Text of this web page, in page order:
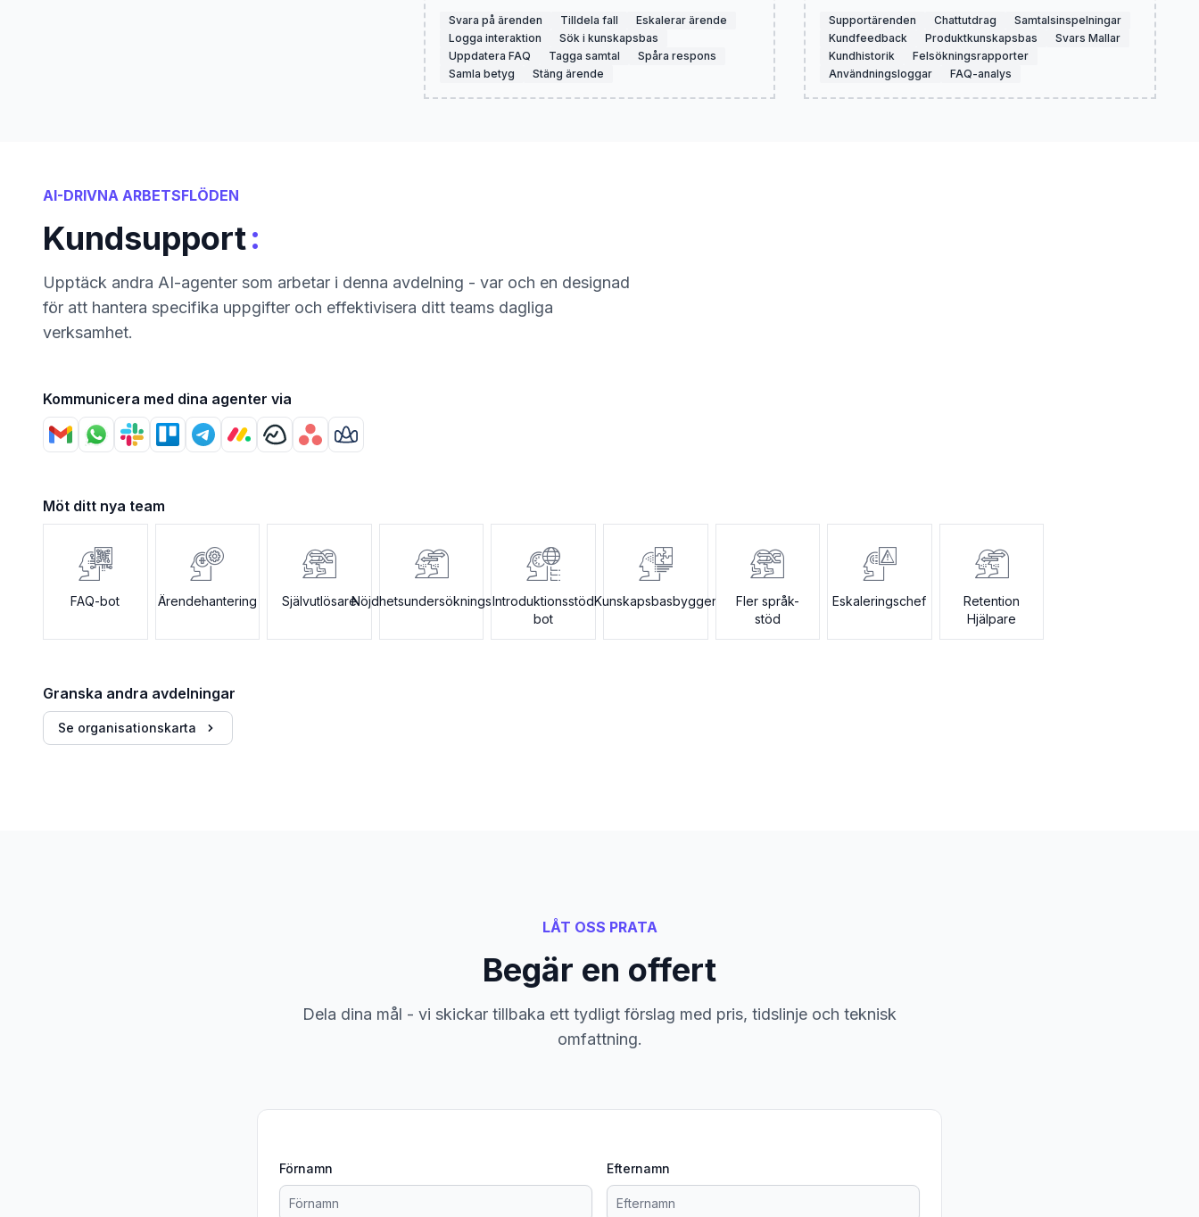
Svara på ärenden Tilldela fall
Eskalerar ärende
Logga interaktion
Sök i kunskapsbas
Uppdatera FAQ
Tagga samtal
Spåra respons
Samla betyg
Stäng ärende
Supportärenden Chattutdrag
Samtalsinspelningar
Kundfeedback
Produktkunskapsbas
Svars Mallar
Kundhistorik
Felsökningsrapporter
Användningsloggar
FAQ-analys
AI-DRIVNA ARBETSFLÖDEN
Kundsupport:
Upptäck andra AI-agenter som arbetar i denna avdelning - var och en designad
för att hantera specifika uppgifter och effektivisera ditt teams dagliga
verksamhet.
Kommunicera med dina agenter via
Möt ditt nya team
FAQ-bot Ärendehantering SjälvutlösareNöjdhetsundersökningsbotIntroduktionsstöd
bot
Kunskapsbasbygger
Fler språk-
stöd
Eskaleringschef
Retention
Hjälpare
Granska andra avdelningar
Se organisationskarta
LÅT OSS PRATA
Begär en offert
Dela dina mål - vi skickar tillbaka ett tydligt förslag med pris, tidslinje och teknisk
omfattning.
Förnamn Efternamn